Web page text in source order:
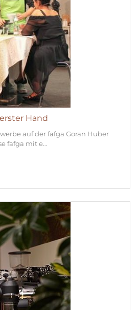
Hand
auf der fafga Goran Huber
fafga mit e…